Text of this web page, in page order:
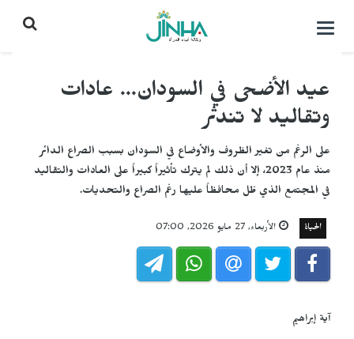
التحكم
عيد الأضحى في السودان... عادات
وتقاليد لا تندثر
على الرغم من تغير الظروف والأوضاع في السودان بسبب الصراع الدائر
منذ عام 2023، إلا أن ذلك لم يترك تأثيراً كبيراً على العادات والتقاليد
في المجتمع الذي ظل محافظاً عليها رغم الصراع والتحديات.
الحياة الأربعاء, 27 مايو 2026, 07:00
آية إبراهيم